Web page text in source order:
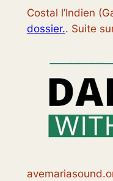
Costal l’Indien
dossier.. Suite